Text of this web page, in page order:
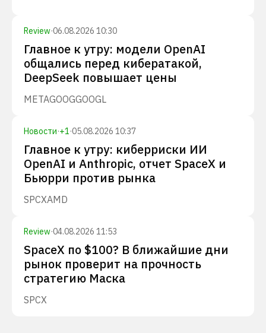
Review·06.08.2026 10:30
Главное к утру: модели OpenAI
общались перед кибератакой,
DeepSeek повышает цены
METAGOOGGOOGL
Новости·+1·05.08.2026 10:37
Главное к утру: киберриски ИИ
OpenAI и Anthropic, отчет SpaceX и
Бьюрри против рынка
SPCXAMD
Review·04.08.2026 11:53
SpaceX по $100? В ближайшие дни
рынок проверит на прочность
стратегию Маска
SPCX